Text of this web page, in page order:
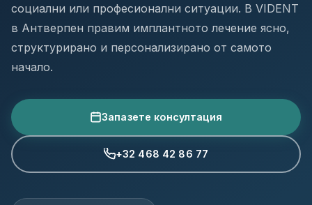
социални или професионални ситуации. В VIDENT
в Антверпен правим имплантното лечение ясно,
структурирано и персонализирано от самото
начало.
Запазете консултация
+32 468 42 86 77